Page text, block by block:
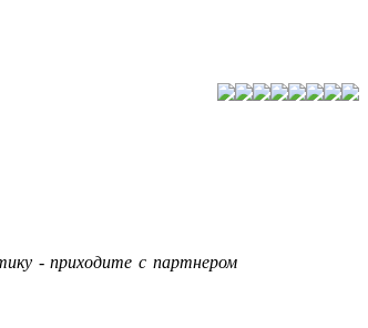
- приходите с партнером